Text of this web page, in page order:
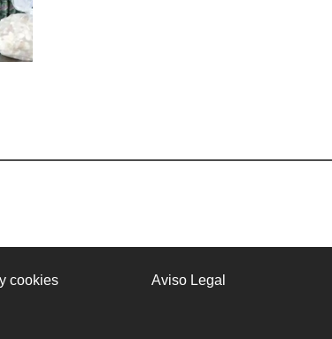
cookies Aviso Legal